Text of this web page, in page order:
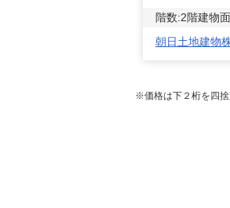
階数:2階建物
朝日土地建物
※価格は下２桁を四捨